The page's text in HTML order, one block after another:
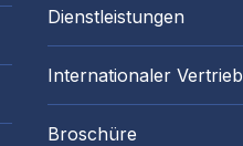
Dienstleistungen
Internationaler Vertrieb
Broschüre